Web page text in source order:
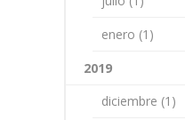
enero (1)
2019
diciembre (1)